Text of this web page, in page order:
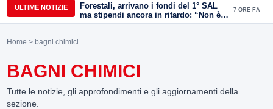
ULTIME NOTIZIE
Forestali, arrivano i fondi del 1° SAL
ma stipendi ancora in ritardo: “Non è
più sostenibile”
7 ORE FA
Home > bagni chimici
BAGNI CHIMICI
Tutte le notizie, gli approfondimenti e gli aggiornamenti della
sezione.